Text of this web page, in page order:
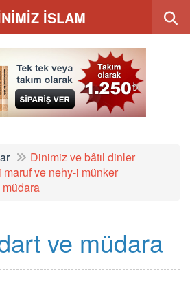
İSLAM
Dinimiz ve bâtıl dinler
maruf ve nehy-i münker
ve müdara